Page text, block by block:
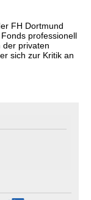
FH Dortmund
professionell
der privaten
sich zur Kritik an